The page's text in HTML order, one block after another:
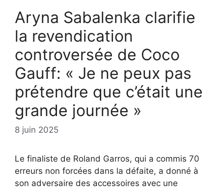
Aryna Sabalenka clarifie
la revendication
controversée de Coco
Gauff: « Je ne peux pas
prétendre que c’était une
grande journée »
8 juin 2025
Le finaliste de Roland Garros, qui a commis 70
erreurs non forcées dans la défaite, a donné à
son adversaire des accessoires avec une